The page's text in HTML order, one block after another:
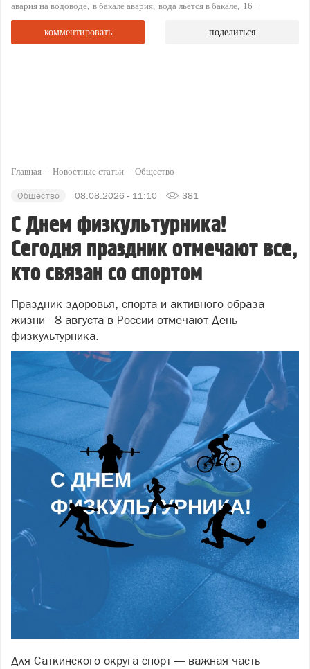
авария на водоводе в бакале авария вода льется в бакале 16+
комментировать поделиться
Главная Новостные статьи Общество
Общество 08.08.2026 - 11:10 381
С Днем физкультурника!
Сегодня праздник отмечают все,
кто связан со спортом
Праздник здоровья, спорта и активного образа
жизни - 8 августа в России отмечают День
физкультурника.
Для Саткинского округа спорт — важная часть